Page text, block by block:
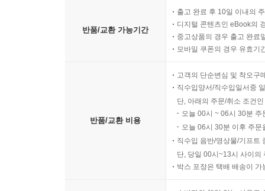
반품/교환 가능기간
출고 완료 후 10일 이내의
디지털 콘텐츠인 eBook의
중고상품의 경우 출고 완료
모바일 쿠폰의 경우 유효기
반품/교환 비용
고객의 단순변심 및 착오구
직수입양서/직수입일서중
단, 아래의 주문/취소 조건
오늘 00시 ~ 06시 30분
오늘 06시 30분 이후 주
직수입 음반/영상물/기프트
단, 당일 00시~13시 사이의
박스 포장은 택배 배송이